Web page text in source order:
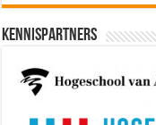
Kennispartners